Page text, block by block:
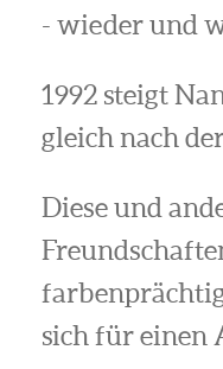
- wieder und
1992 steigt
gleich nach
Diese und
sich für einen